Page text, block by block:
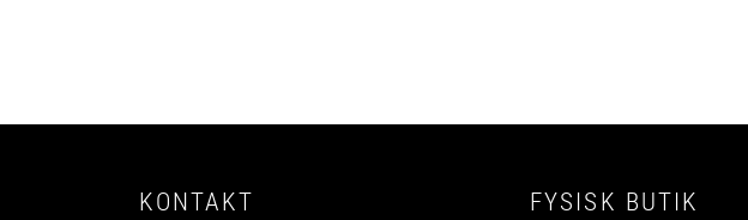
KONTAKT FYSISK BUTIK